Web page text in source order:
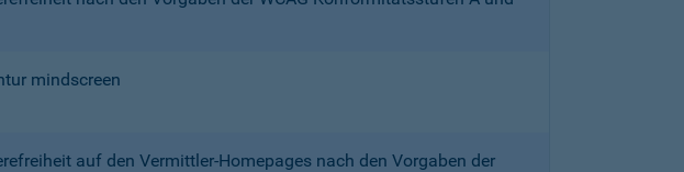
mindscreen
auf den Vermittler-Homepages nach den Vorgaben der